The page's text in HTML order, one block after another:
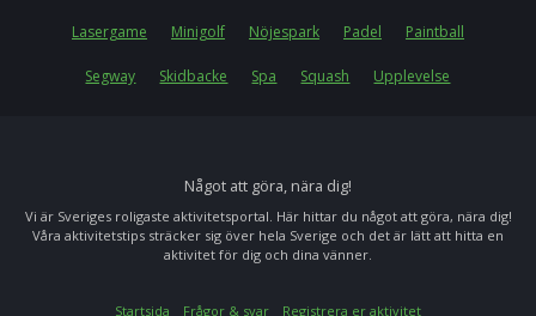
Lasergame Minigolf Nöjespark Padel Paintball
Segway Skidbacke Spa Squash Upplevelse
Något att göra, nära dig!
Vi är Sveriges roligaste aktivitetsportal. Här hittar du något att göra, nära dig!
Våra aktivitetstips sträcker sig över hela Sverige och det är lätt att hitta en
aktivitet för dig och dina vänner.
Startsida Frågor & svar Registrera er aktivitet